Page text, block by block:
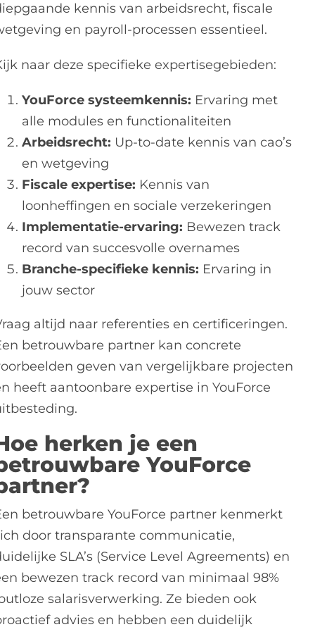
kennis van arbeidsrecht, fiscale
en payroll-processen essentieel.
naar deze specifieke expertisegebieden:
YouForce systeemkennis: Ervaring met
alle modules en functionaliteiten
Arbeidsrecht: Up-to-date kennis van cao’s
en wetgeving
Fiscale expertise: Kennis van
loonheffingen en sociale verzekeringen
Implementatie-ervaring: Bewezen track
record van succesvolle overnames
Branche-specifieke kennis: Ervaring in
jouw sector
altijd naar referenties en certificeringen.
betrouwbare partner kan concrete
geven van vergelijkbare projecten
heeft aantoonbare expertise in YouForce
herken je een
YouForce
betrouwbare YouForce partner kenmerkt
door transparante communicatie,
SLA’s (Service Level Agreements) en
bewezen track record van minimaal 98%
salarisverwerking. Ze bieden ook
advies en hebben een duidelijk